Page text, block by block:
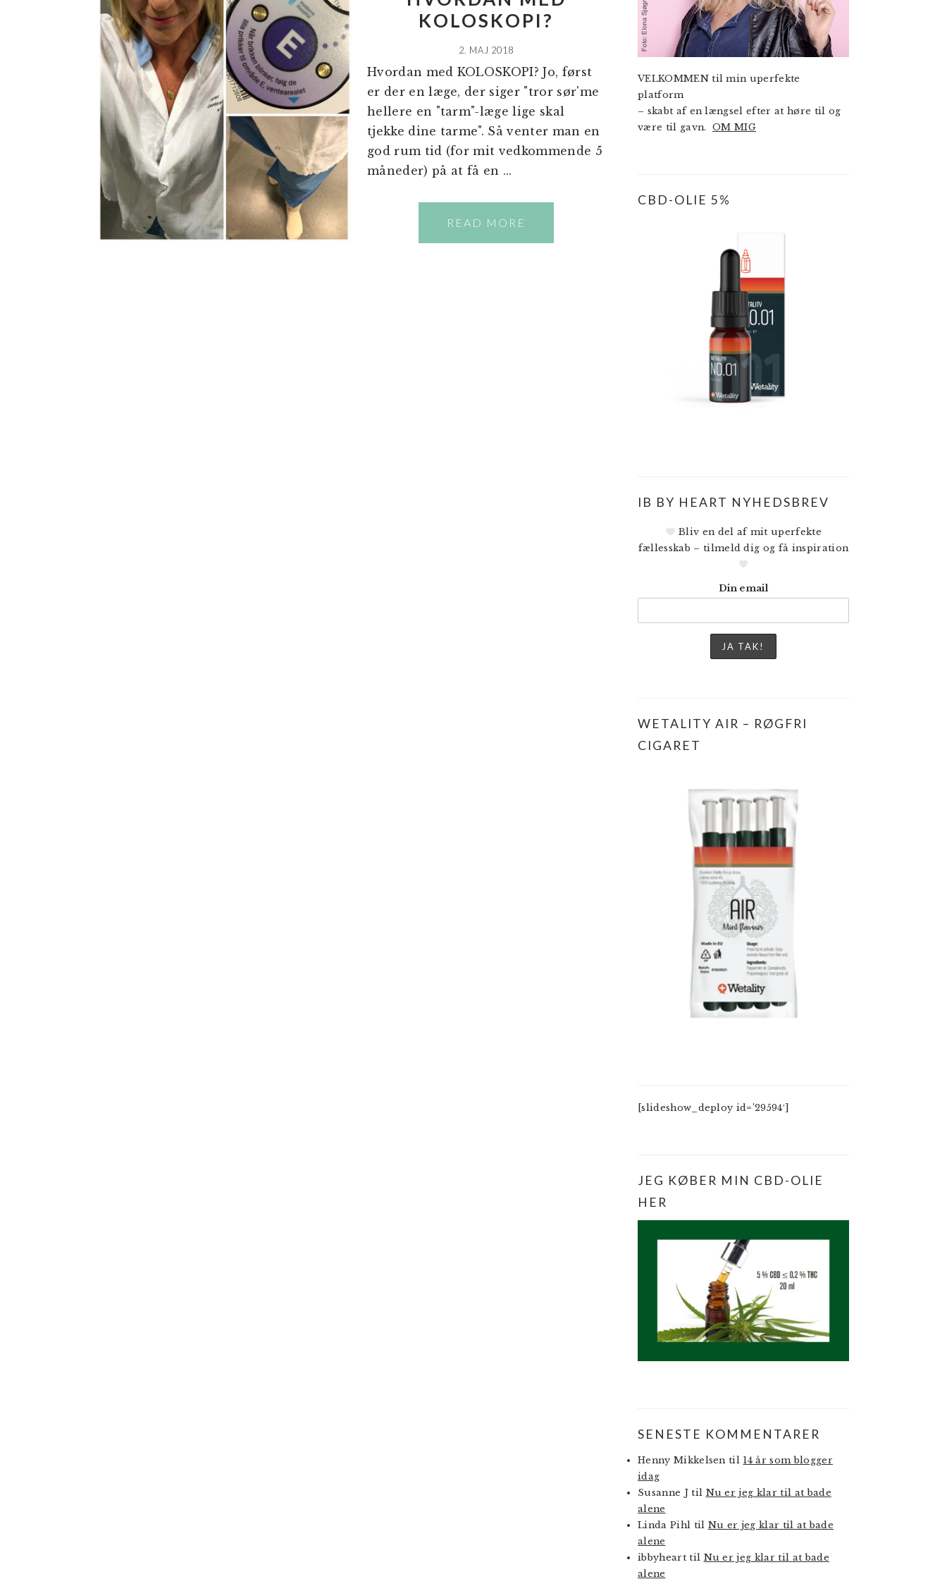
KOLOSKOPI?
2. MAJ 2018
Hvordan med KOLOSKOPI? Jo, først
er der en læge, der siger "tror sør'me
hellere en "tarm"-læge lige skal
tjekke dine tarme". Så venter man en
god rum tid (for mit vedkommende 5
måneder) på at få en ...
READ MORE
VELKOMMEN til min uperfekte
platform
– skabt af en længsel efter at høre til og
være til gavn.OM MIG
CBD-OLIE 5%
IB BY HEART NYHEDSBREV
Bliv en del af mit uperfekte
fællesskab – tilmeld dig og få inspiration
Din email
WETALITY AIR – RØGFRI
CIGARET
[slideshow_deploy id=’29594′]
JEG KØBER MIN CBD-OLIE
HER
SENESTE KOMMENTARER
Henny Mikkelsen til 14 år som blogger
idag
Susanne Jtil Nu er jeg klar til at bade
alene
Linda Pihl til Nu er jeg klar til at bade
alene
ibbyhearttil Nu er jeg klar til at bade
alene